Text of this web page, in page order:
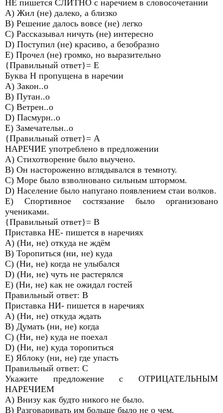
НЕ пишется СЛИТНО с наречием в словосочетании
A) Жил (не) далеко, а близко
B) Решение далось вовсе (не) легко
C) Рассказывал ничуть (не) интересно
D) Поступил (не) красиво, а безобразно
E) Прочел (не) громко, но выразительно
{Правильный ответ}= Е
Буква Н пропущена в наречии
A) Закон..о
B) Путан..о
C) Ветрен..о
D) Пасмурн..о
E) Замечательн..о
{Правильный ответ}= А
НАРЕЧИЕ употреблено в предложении
A) Стихотворение было выучено.
B) Он настороженно вглядывался в темноту.
C) Море было взволновано сильным штормом.
D) Население было напугано появлением стаи волков.
E) Спортивное состязание было организовано
учениками.
{Правильный ответ}= В
Приставка НЕ- пишется в наречиях
A) (Ни, не) откуда не ждём
B) Торопиться (ни, не) куда
C) (Ни, не) когда не улыбался
D) (Ни, не) чуть не растерялся
E) (Ни, не) как не ожидал гостей
Правильный ответ: В
Приставка НИ- пишется в наречиях
A) (Ни, не) откуда ждать
B) Думать (ни, не) когда
C) (Ни, не) куда не поехал
D) (Ни, не) куда торопиться
E) Яблоку (ни, не) где упасть
Правильный ответ: С
Укажите предложение с ОТРИЦАТЕЛЬНЫМ
НАРЕЧИЕМ
A) Внизу как будто никого не было.
B) Разговаривать им больше было не о чем.